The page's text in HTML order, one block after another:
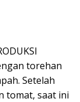
torehan
Setelah
tomat, saat ini